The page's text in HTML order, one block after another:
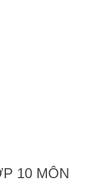
10 MÔN